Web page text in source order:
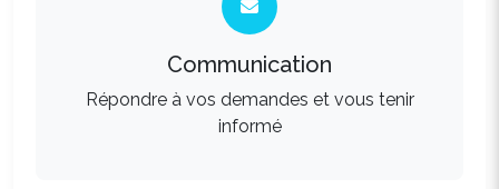
Communication
Répondre à vos demandes et vous tenir
informé